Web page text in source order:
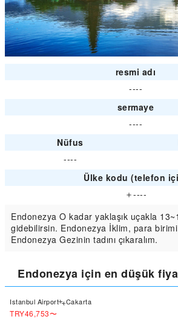
resmi adı
----
sermaye
----
Nüfus
----
Ülke kodu (telefon
＋----
Endonezya O kadar yaklaşık uçakla
gidebilirsin. Endonezya İklim, para
Endonezya Gezinin tadını çıkaralım.
Endonezya için en düşük
Istanbul Airport Cakarta
TRY46,753〜